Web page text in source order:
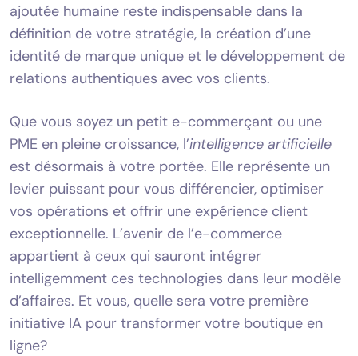
ajoutée humaine reste indispensable dans la
définition de votre stratégie, la création d’une
identité de marque unique et le développement de
relations authentiques avec vos clients.
Que vous soyez un petit e-commerçant ou une
PME en pleine croissance, l’intelligence artificielle
est désormais à votre portée. Elle représente un
levier puissant pour vous différencier, optimiser
vos opérations et offrir une expérience client
exceptionnelle. L’avenir de l’e-commerce
appartient à ceux qui sauront intégrer
intelligemment ces technologies dans leur modèle
d’affaires. Et vous, quelle sera votre première
initiative IA pour transformer votre boutique en
ligne?